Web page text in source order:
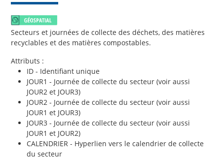
Secteurs et journées de collecte des déchets, des matières
recyclables et des matières compostables.
Attributs :
ID - Identifiant unique
JOUR1 - Journée de collecte du secteur (voir aussi
JOUR2 et JOUR3)
JOUR2 - Journée de collecte du secteur (voir aussi
JOUR1 et JOUR3)
JOUR3 - Journée de collecte du secteur (voir aussi
JOUR1 et JOUR2)
CALENDRIER - Hyperlien vers le calendrier de collecte
du secteur